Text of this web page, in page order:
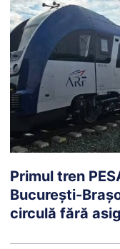
Primul tren
București-
circulă fără